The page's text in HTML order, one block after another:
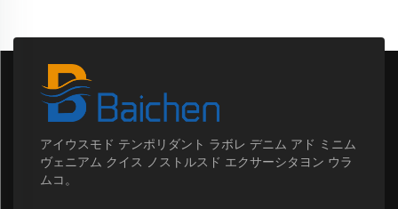
アイウスモド テンポリダント ラボレ デニム アド ミニム
ヴェニアム クイス ノストルスド エクサーシタヨン ウラ
ムコ。